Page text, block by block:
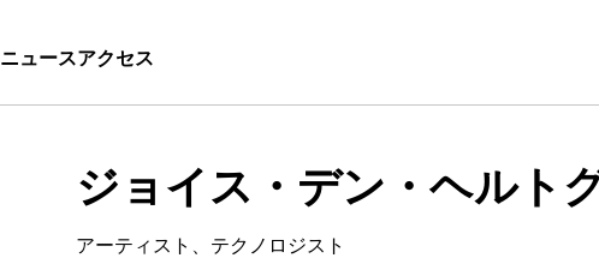
ニュースアクセス
ジョイス・デン・ヘルト
アーティスト、テクノロジスト